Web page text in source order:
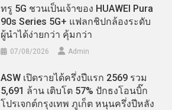
ทรู 5G ชวนเป็นเจ้าของ HUAWEI Pura
90s Series 5G+ แฟลกชิปกล้องระดับ
ผู้นำได้ง่ายกว่า คุ้มกว่า
07/08/2026 Admin
ASW เปิดรายได้ครึ่งปีแรก 2569 รวม
5,691 ล้าน เติบโต 57% ปักธงโอนบิ๊ก
โปรเจกต์กรุงเทพ ภูเก็ต หนุนครึ่งปีหลัง